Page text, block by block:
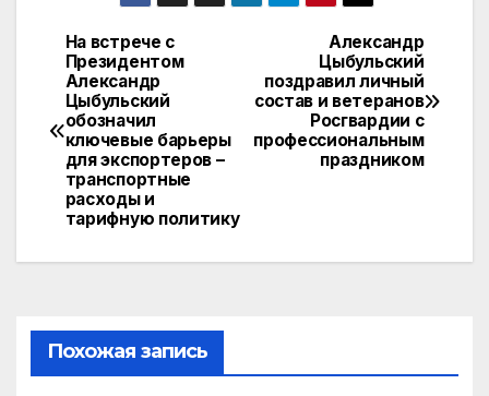
o
kl
a
s
s
ni
p
a
m
y
Li
n
k
Навигация
по
записям
Александр
Цыбульский
поздравил личный
состав и ветеранов
Росгвардии с
профессиональным
праздником
На встрече с
Президентом
Александр
Цыбульский
обозначил
ключевые барьеры
для экспортеров –
транспортные
расходы и
тарифную политику
Похожая запись